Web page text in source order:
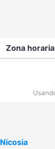
Zona horaria
Nicosia